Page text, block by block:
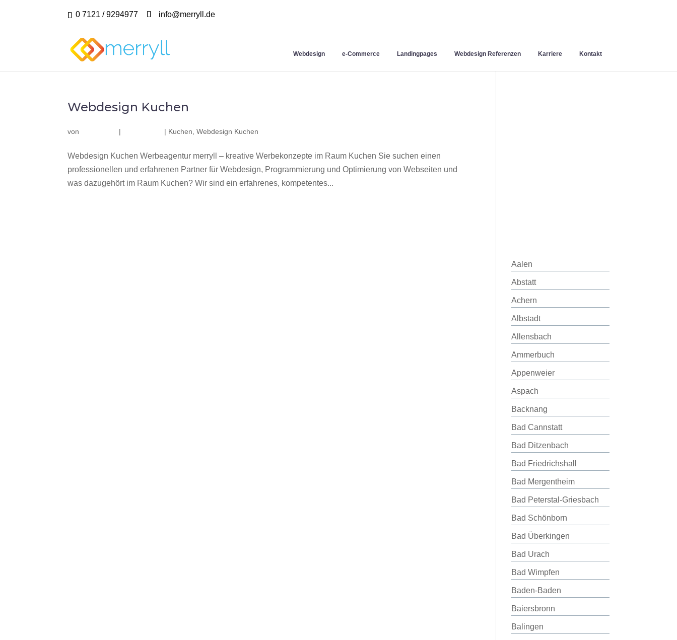
0 7121 / 9294977 info@merryll.de
Webdesign e-Commerce Landingpages Webdesign Referenzen Karriere Kontakt
Webdesign Kuchen
von | | Kuchen ,Webdesign Kuchen
Webdesign Kuchen Werbeagentur merryll – kreative Werbekonzepte im Raum Kuchen Sie suchen einen
professionellen und erfahrenen Partner für Webdesign, Programmierung und Optimierung von Webseiten und
was dazugehört im Raum Kuchen? Wir sind ein erfahrenes, kompetentes...
Aalen
Abstatt
Achern
Albstadt
Allensbach
Ammerbuch
Appenweier
Aspach
Backnang
Bad Cannstatt
Bad Ditzenbach
Bad Friedrichshall
Bad Mergentheim
Bad Peterstal-Griesbach
Bad Schönborn
Bad Überkingen
Bad Urach
Bad Wimpfen
Baden-Baden
Baiersbronn
Balingen